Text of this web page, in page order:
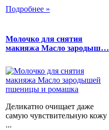
Подробнее »
Молочко для снятия
макияжа Масло зародыш…
Деликатно очищает даже
самую чувствительную кожу
...